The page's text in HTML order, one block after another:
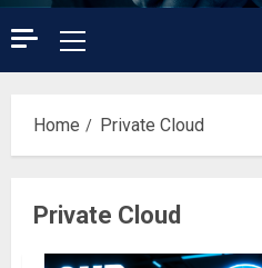
Primary
Menu
Home Private Cloud
Private Cloud